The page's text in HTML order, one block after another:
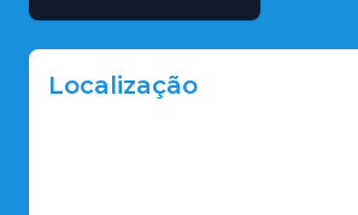
Localização